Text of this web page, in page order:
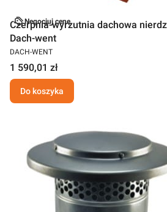
Negocjuj cenę
Czerpnia-wyrzutnia dachowa
Dach-went
DACH-WENT
1 590,01 zł
Do koszyka